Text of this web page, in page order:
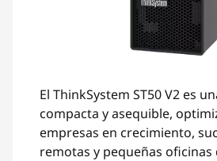
El ThinkSystem ST50 V2 es
compacta y asequible,
empresas en crecimiento,
remotas y pequeñas oficinas